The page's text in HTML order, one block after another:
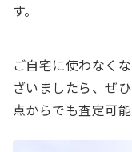
す。
ご自宅に使わなく
ざいましたら、ぜ
点からでも査定可能